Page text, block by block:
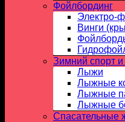
Фойлбординг
Электро-
Винги
Зимний спорт и
Лыжи
Лыжные
Лыжные
Лыжные
Спасательные